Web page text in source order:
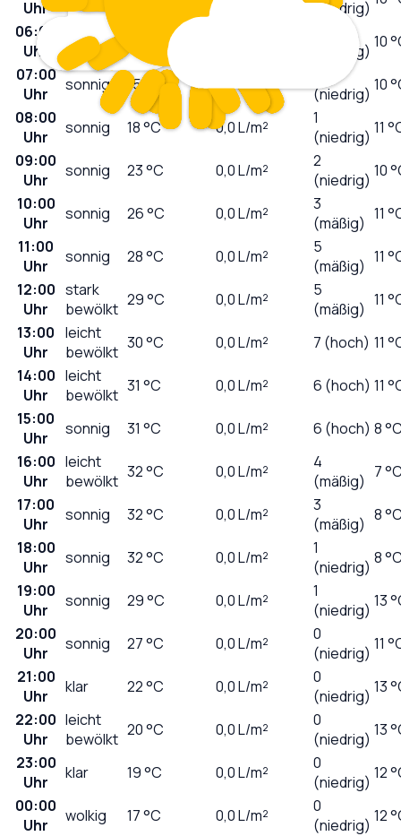
Uhr (niedrig)
06:00
Uhr
sonnig
(niedrig) 10
07:00
Uhr
sonnig 15°C 0,0L/m²
(niedrig) 10
08:00
Uhr
sonnig 18°C 0,0L/m²
1
(niedrig) 11
09:00
Uhr
sonnig 23°C 0,0L/m²
2
(niedrig) 10
10:00
Uhr
sonnig 26°C 0,0L/m²
3
(mäßig) 11
11:00
Uhr
sonnig 28°C 0,0L/m²
5
(mäßig) 11
12:00
Uhr
stark
bewölkt 29°C 0,0L/m²
5
(mäßig) 11
13:00
Uhr
leicht
bewölkt 30°C 0,0L/m² 7 (hoch) 11
14:00
Uhr
leicht
bewölkt 31 °C 0,0L/m² 6 (hoch) 11
15:00
Uhr
sonnig 31 °C 0,0L/m² 6 (hoch) 8
16:00
Uhr
leicht
bewölkt 32°C 0,0L/m²
4
(mäßig) 7
17:00
Uhr
sonnig 32°C 0,0L/m²
3
(mäßig) 8
18:00
Uhr
sonnig 32°C 0,0L/m²
1
(niedrig) 8
19:00
Uhr
sonnig 29°C 0,0L/m²
1
(niedrig) 13
20:00
Uhr
sonnig 27°C 0,0L/m²
0
(niedrig) 11
21:00
Uhr
klar 22°C 0,0L/m²
0
(niedrig) 13
22:00
Uhr
leicht
bewölkt 20°C 0,0L/m²
0
(niedrig) 13
23:00
Uhr
klar 19°C 0,0L/m²
0
(niedrig) 12
00:00
Uhr
wolkig 17°C 0,0L/m²
0
(niedrig) 12